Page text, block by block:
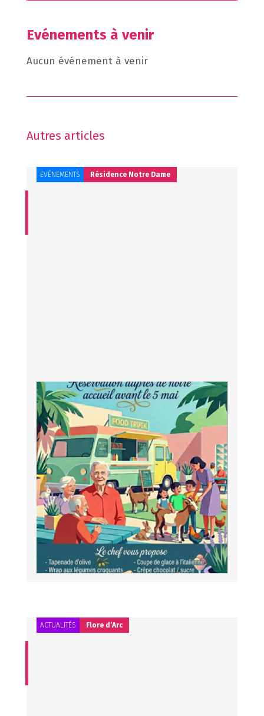
Evénements à venir
Aucun événement à venir
Autres articles
EVÉNEMENTS Résidence Notre Dame
29 Avril2026
Repas festif « Food truck » et
kermesse à RND le 3 juin 2026,
Bonjour à tous et à toutes, la Résidence Notre Dame
organise un repas festif « Food truck » le mercredi 3
juin 2026, avec une animation musicale pour l’occasion.
L’après-midi, une grande kermesse se tiendra dans les
jardins de la Résidence avec la venue d’une ferme
pédagogique. Les inscriptions se font à l’accueil
jusqu’au mardi 5 mai. Venez nombreux!! N’hésitez pas à
contacter l’accueil pour de plus amples
renseignements au 04 91 12 91 12.
ACTUALITÉS Flore d’Arc